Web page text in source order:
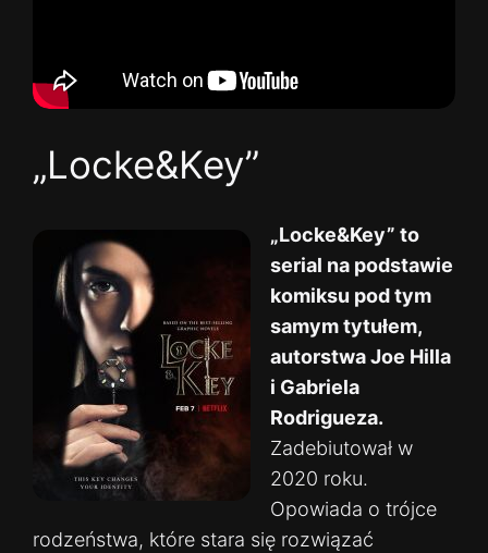
„Locke&Key”
„Locke&Key” to
serial na podstawie
komiksu pod tym
samym tytułem,
autorstwa Joe Hilla
i Gabriela
Rodrigueza.
Zadebiutował w
2020 roku.
Opowiada o trójce
rodzeństwa, które stara się rozwiązać